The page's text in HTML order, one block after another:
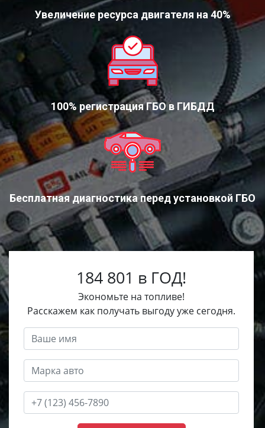
Увеличение ресурса двигателя на 40%
100% регистрация ГБО в ГИБДД
Бесплатная диагностика перед установкой ГБО
184 801 в ГОД!
Экономьте на топливе!
Расскажем как получать выгоду уже сегодня.